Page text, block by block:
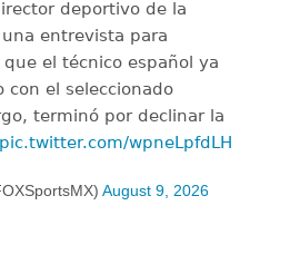
deportivo de la
entrevista para
el técnico español ya
con el seleccionado
terminó por declinar la
pic.twitter.com/wpneLpfdLH
August 9, 2026